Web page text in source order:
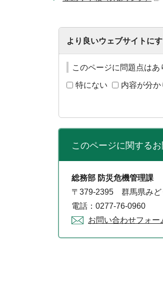
より良いウェブサイトに
このページに問題点はあ
特にない 内容が分か
このページに関する
総務部 防災危機管理課
〒379-2395 群馬県みど
電話：0277-76-0960
お問い合わせフォー